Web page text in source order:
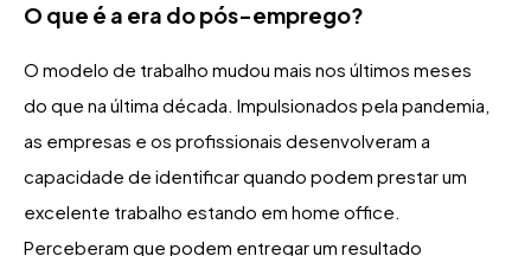
O que é a era do pós-emprego?
O modelo de trabalho mudou mais nos últimos meses
do que na última década. Impulsionados pela pandemia,
as empresas e os profissionais desenvolveram a
capacidade de identificar quando podem prestar um
excelente trabalho estando em home office.
Perceberam que podem entregar um resultado